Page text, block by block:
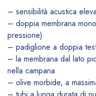
– sensibilità acustica
– doppia membrana
pressione)
– padiglione a doppia
– la membrana dal lato
nella campana
– olive morbide, a